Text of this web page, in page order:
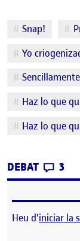
Etiquetes
Snap!
Yo
Haz lo que
Haz lo que
DEBAT 3EL
Heu d'iniciar la